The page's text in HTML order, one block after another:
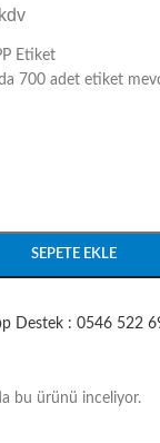
Etiket
700 adet etiket
SEPETE EKLE
Destek : 0546 522
bu ürünü inceliyor.